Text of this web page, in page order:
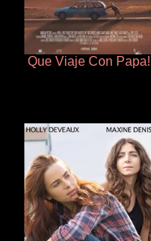
Que Viaje Con Papa!